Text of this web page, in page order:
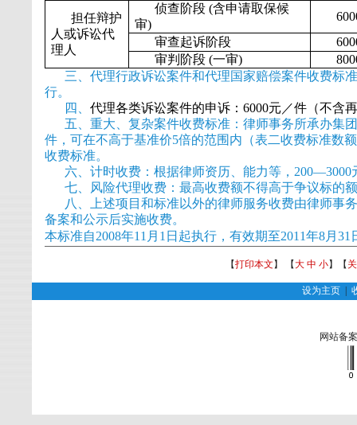
担任辩护
人或诉讼代
理人
侦查阶段 (含申请取保候
审)
审查起诉阶段
审判阶段 (一审)
三、代理行政诉讼案件和代理国家赔偿案件收费标
行。
四
代理各类诉讼案件的申诉：6000元／件（不含
五、重大、复杂案件收费标准：律师事务所承办集
件，可在不高于基准价5倍的范围内（表二收费标准数
收费标准。
六、计时收费：根据律师资历、能力等，200—3000
七、风险代理收费：最高收费额不得高于争议标的
八、上述项目和标准以外的律师服务收费由律师事
备案和公示后实施收费。
本标准自2008年11月1日起执行，有效期至2011年8月31
【打印本文 】 【大 中 小】【
设为主页
网站备